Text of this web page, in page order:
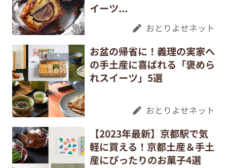
イーツ...
おとりよせネット
お盆の帰省に！義理の実家へ
の手土産に喜ばれる「褒めら
れスイーツ」5選
おとりよせネット
【2023年最新】京都駅で気
軽に買える！京都土産＆手土
産にぴったりのお菓子4選